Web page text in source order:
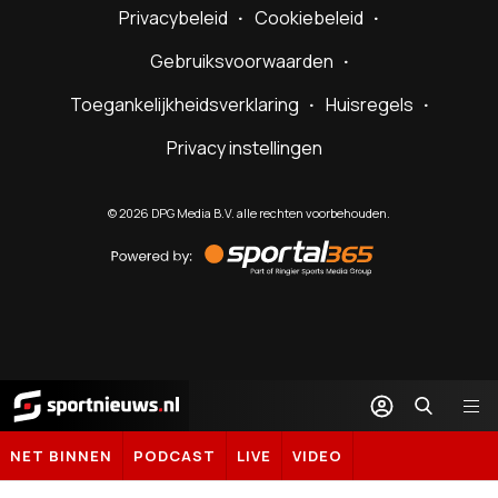
Privacybeleid
Cookiebeleid
Gebruiksvoorwaarden
Toegankelijkheidsverklaring
Huisregels
Privacy instellingen
©2026 DPG Media B.V. alle rechten voorbehouden.
by
Sportal365
Sportnieuws.nl
NET BINNEN PODCAST LIVE VIDEO